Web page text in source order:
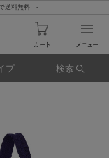
送料無料 -
プ 検索